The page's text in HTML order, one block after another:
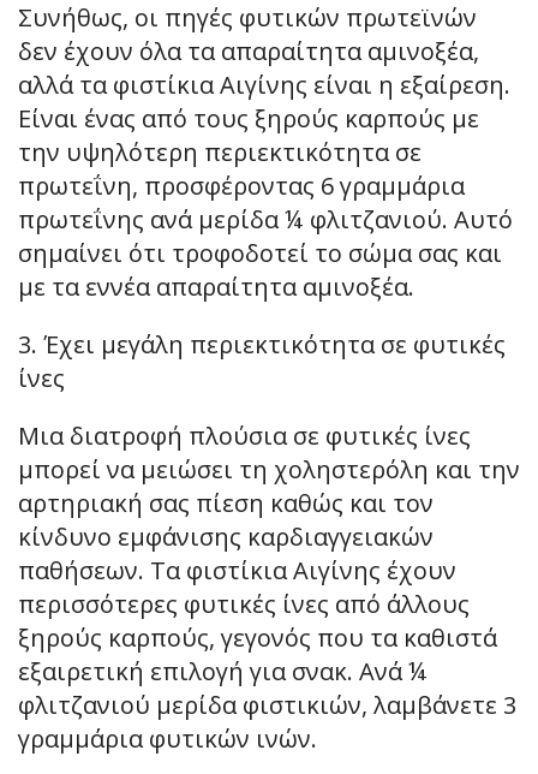
Συνήθως, οι πηγές φυτικών πρωτεϊνών
δεν έχουν όλα τα απαραίτητα αμινοξέα,
αλλά τα φιστίκια Αιγίνης είναι η εξαίρεση.
Είναι ένας από τους ξηρούς καρπούς με
την υψηλότερη περιεκτικότητα σε
πρωτεΐνη, προσφέροντας 6 γραμμάρια
πρωτεΐνης ανά μερίδα ¼ φλιτζανιού. Αυτό
σημαίνει ότι τροφοδοτεί το σώμα σας και
με τα εννέα απαραίτητα αμινοξέα.
3. Έχει μεγάλη περιεκτικότητα σε φυτικές
ίνες
Μια διατροφή πλούσια σε φυτικές ίνες
μπορεί να μειώσει τη χοληστερόλη και την
αρτηριακή σας πίεση καθώς και τον
κίνδυνο εμφάνισης καρδιαγγειακών
παθήσεων. Τα φιστίκια Αιγίνης έχουν
περισσότερες φυτικές ίνες από άλλους
ξηρούς καρπούς, γεγονός που τα καθιστά
εξαιρετική επιλογή για σνακ. Ανά ¼
φλιτζανιού μερίδα φιστικιών, λαμβάνετε 3
γραμμάρια φυτικών ινών.